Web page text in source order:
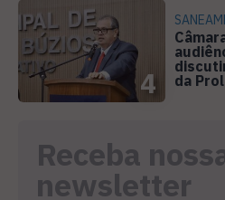
4
da
Receba
newsletter